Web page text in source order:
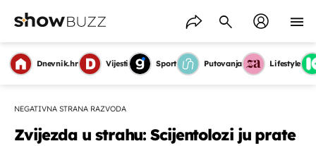
Dnevnik.hr Vijesti Sport Putovanja Lifestyle
NEGATIVNA STRANA RAZVODA
Zvijezda u strahu: Scijentolozi ju prate